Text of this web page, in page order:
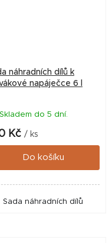
náhradních dílů k
napáječce 6 l
Skladem do 5 dní.
Kč / ks
Do košíku
Sada náhradních dílů